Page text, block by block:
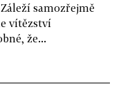
samozřejmě
vítězství
že...